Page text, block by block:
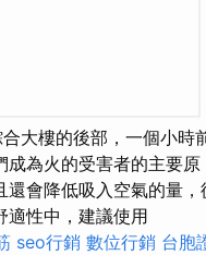
大樓的後部，一個小時
成為火的受害者的主要原
會降低吸入空氣的量，
適性中，建議使用
seo行銷 數位行銷 台胞